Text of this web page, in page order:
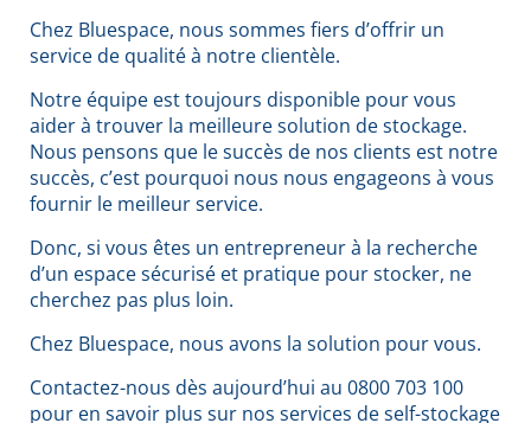
Chez Bluespace, nous sommes fiers d’offrir un
service de qualité à notre clientèle.
Notre équipe est toujours disponible pour vous
aider à trouver la meilleure solution de stockage.
Nous pensons que le succès de nos clients est notre
succès, c’est pourquoi nous nous engageons à vous
fournir le meilleur service.
Donc, si vous êtes un entrepreneur à la recherche
d’un espace sécurisé et pratique pour stocker, ne
cherchez pas plus loin.
Chez Bluespace, nous avons la solution pour vous.
Contactez-nous dès aujourd’hui au 0800 703 100
pour en savoir plus sur nos services de self-stockage